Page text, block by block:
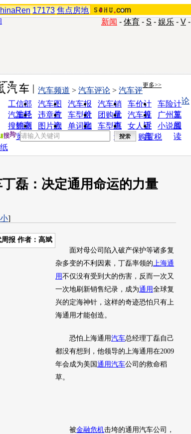
17173 焦点房地
新闻 - 体育 - S - 娱乐 - V -
具 更多>>
工信部
油耗
汽车图
片
汽车报
价
汽车销
量
车价计
算
车险计
算
汽车经
销商
违章查
询
车型对
比
团购优
惠
汽车投
诉
广州车
展
搜狗浏
览器
图片欣
赏
单词翻
车型查
询
女人宝
典
小说阅
读
汽车频道 > 汽车评论 > 汽车评
论
购置税
磊：决定通用命运的力量
小]
周报 作者：高斌
面对母公司陷入破产保护等诸多复
杂多变的不利因素，丁磊率领的 上海通
用不仅没有受到大的伤害，反而一次又
一次地刷新销售纪录，成为通用全球复
兴的定海神针，这样的奇迹恐怕只有 上
海通用 才能创造。
恐怕 上海通用汽车总经理丁磊自己
都没有想到，他领导的 上海通用在2009
年会成为美国 通用汽车公司的救命稻
草。
被金融危机击垮的通用汽车公司，